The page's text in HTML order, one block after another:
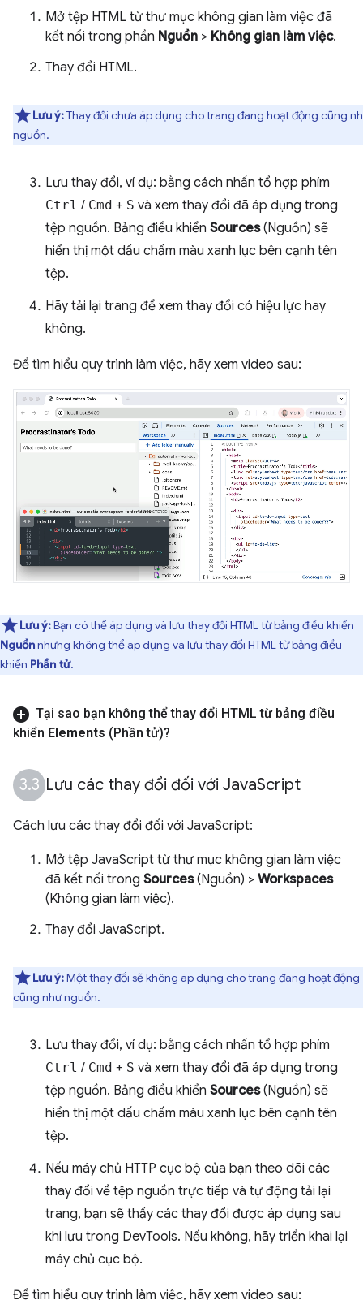
Mở tệp HTML từ thư mục không gian làm việc đã
kết nối trong phần Nguồn > Không gian làm việc.
Thay đổi HTML.
Lưu ý:Thay đổi chưa áp dụng cho trang đang hoạt động cũng
nguồn.
Lưu thay đổi, ví dụ: bằng cách nhấn tổ hợp phím
Ctrl / Cmd + S và xem thay đổi đã áp dụng trong
tệp nguồn. Bảng điều khiển Sources(Nguồn) sẽ
hiển thị một dấu chấm màu xanh lục bên cạnh tên
tệp.
Hãy tải lại trang để xem thay đổi có hiệu lực hay
không.
Để tìm hiểu quy trình làm việc, hãy xem video sau:
Lưu ý:Bạn có thể áp dụng và lưu thay đổi HTML từ bảng điều khiển
Nguồnnhưng không thể áp dụng và lưu thay đổi HTML từ bảng điều
khiển Phần tử.
Tại sao bạn không thể thay đổi HTML từ bảng điều
khiển Elements (Phần tử)?
Lưu các thay đổi đối với JavaScript
Cách lưu các thay đổi đối với JavaScript:
Mở tệp JavaScript từ thư mục không gian làm việc
đã kết nối trong Sources(Nguồn) > Workspaces
(Không gian làm việc).
Thay đổi JavaScript.
Lưu ý:Một thay đổi sẽ không áp dụng cho trang đang hoạt động
cũng như nguồn.
Lưu thay đổi, ví dụ: bằng cách nhấn tổ hợp phím
Ctrl / Cmd + S và xem thay đổi đã áp dụng trong
tệp nguồn. Bảng điều khiển Sources(Nguồn) sẽ
hiển thị một dấu chấm màu xanh lục bên cạnh tên
tệp.
Nếu máy chủ HTTP cục bộ của bạn theo dõi các
thay đổi về tệp nguồn trực tiếp và tự động tải lại
trang, bạn sẽ thấy các thay đổi được áp dụng sau
khi lưu trong DevTools. Nếu không, hãy triển khai lại
máy chủ cục bộ.
Để tìm hiểu quy trình làm việc, hãy xem video sau: